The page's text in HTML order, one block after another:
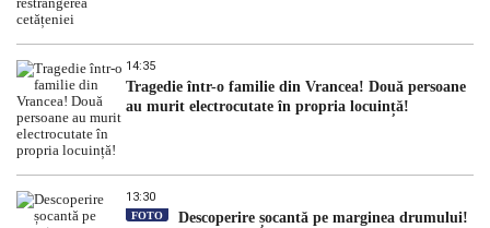
14:35
Tragedie într-o familie din Vrancea! Două persoane
au murit electrocutate în propria locuință!
13:30
FOTO
Descoperire șocantă pe marginea drumului!